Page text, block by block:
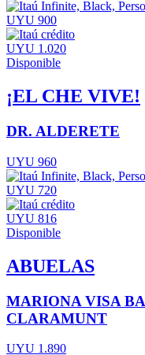
UYU 900
UYU 1.020
Disponible
¡EL CHE VIVE!
DR. ALDERETE
UYU 960
UYU 720
UYU 816
Disponible
ABUELAS
MARIONA VISA
CLARAMUNT
UYU 1.890